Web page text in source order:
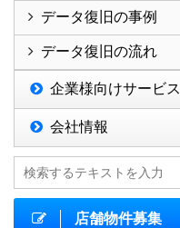
データ復旧の事例
データ復旧の流れ
企業様向けサービス
会社情報
店舗物件募集